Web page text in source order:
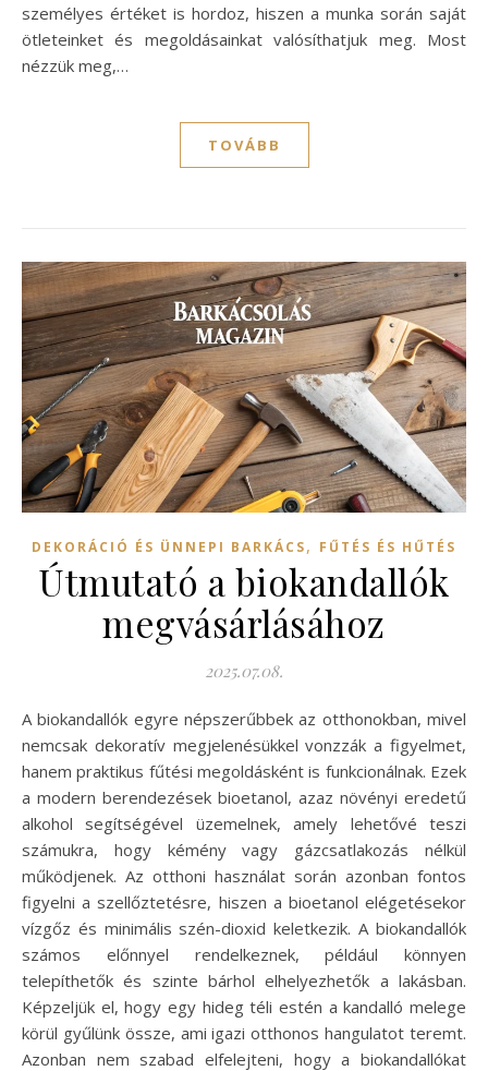
személyes értéket is hordoz, hiszen a munka során saját
ötleteinket és megoldásainkat valósíthatjuk meg. Most
nézzük meg,…
TOVÁBB
DEKORÁCIÓ ÉS ÜNNEPI BARKÁCS, FŰTÉS ÉS HŰTÉS
Útmutató a biokandallók
megvásárlásához
2025.07.08.
A biokandallók egyre népszerűbbek az otthonokban, mivel
nemcsak dekoratív megjelenésükkel vonzzák a figyelmet,
hanem praktikus fűtési megoldásként is funkcionálnak. Ezek
a modern berendezések bioetanol, azaz növényi eredetű
alkohol segítségével üzemelnek, amely lehetővé teszi
számukra, hogy kémény vagy gázcsatlakozás nélkül
működjenek. Az otthoni használat során azonban fontos
figyelni a szellőztetésre, hiszen a bioetanol elégetésekor
vízgőz és minimális szén-dioxid keletkezik. A biokandallók
számos előnnyel rendelkeznek, például könnyen
telepíthetők és szinte bárhol elhelyezhetők a lakásban.
Képzeljük el, hogy egy hideg téli estén a kandalló melege
körül gyűlünk össze, ami igazi otthonos hangulatot teremt.
Azonban nem szabad elfelejteni, hogy a biokandallókat